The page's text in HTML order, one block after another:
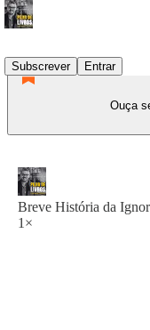
Subscrever
Entrar
Ouça
Breve História da
1×